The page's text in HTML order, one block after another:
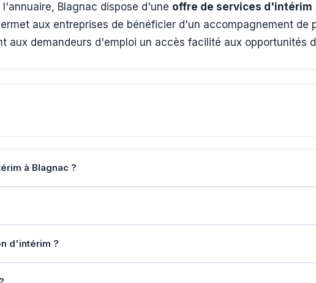
Blagnac dispose d'une offre de services d'intérim
aux entreprises de bénéficier d'un accompagnement de
aux demandeurs d'emploi un accès facilité aux opportunités
à Blagnac ?
d'intérim ?